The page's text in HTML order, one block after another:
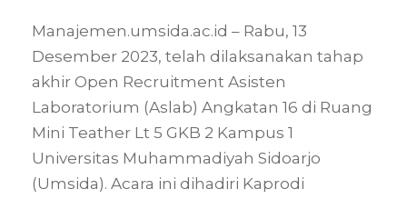
Manajemen.umsida.ac.id – Rabu, 13
Desember 2023, telah dilaksanakan tahap
akhir Open Recruitment Asisten
Laboratorium (Aslab) Angkatan 16 di Ruang
Mini Teather Lt 5 GKB 2 Kampus 1
Universitas Muhammadiyah Sidoarjo
(Umsida). Acara ini dihadiri Kaprodi